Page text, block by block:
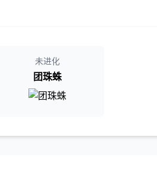
未进化
团珠蛛